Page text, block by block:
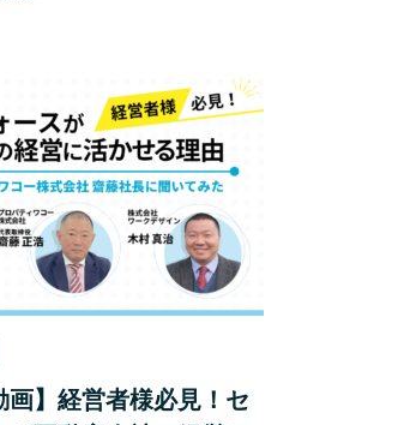
画】経営者様必見！セ